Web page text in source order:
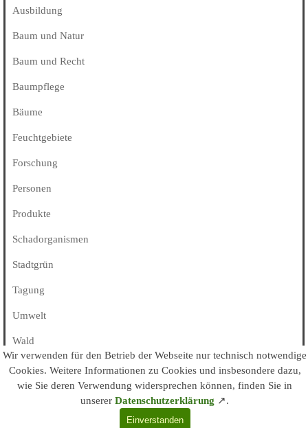
Ausbildung
Baum und Natur
Baum und Recht
Baumpflege
Bäume
Feuchtgebiete
Forschung
Personen
Produkte
Schadorganismen
Stadtgrün
Tagung
Umwelt
Wald
Alle Kategorien
© arboristk.de / kes • 2003 - 2026
Impressum/Kontakt
Datenschutz
Wir verwenden für den Betrieb der Webseite nur technisch notwendige
Cookies. Weitere Informationen zu Cookies und insbesondere dazu,
wie Sie deren Verwendung widersprechen können, finden Sie in
unserer Datenschutzerklärung ↗.
Einverstanden